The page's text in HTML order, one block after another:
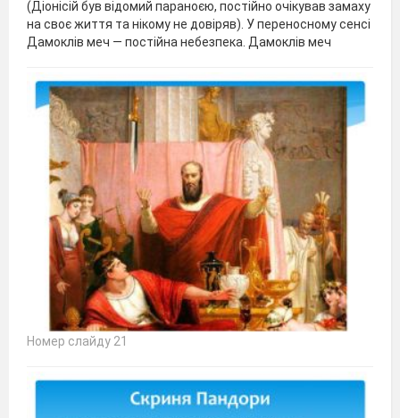
(Діонісій був відомий параноєю, постійно очікував замаху
на своє життя та нікому не довіряв). У переносному сенсі
Дамоклів меч — постійна небезпека. Дамоклів меч
Номер слайду 21